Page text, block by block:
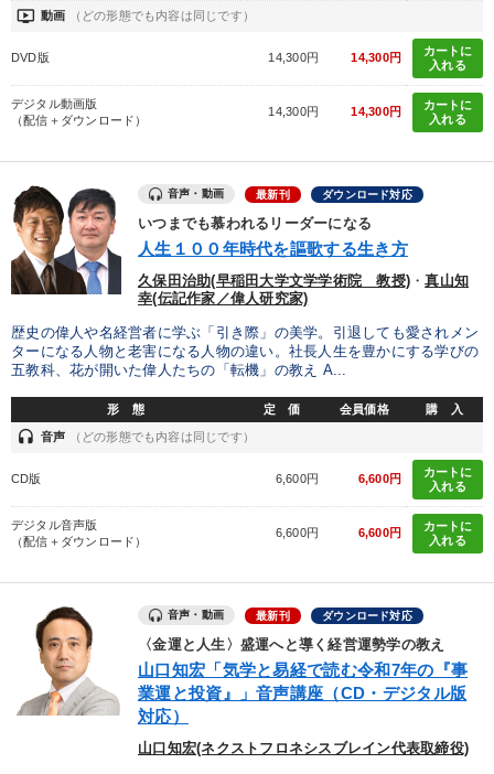
2026年春季全国経営者セミナー収録講演ＣＤ・講演ＤＶＤ・デジ
業種
製造業
キーワード
資産運用 デジタルマーケティング
※「更新」を押すと「テーマ」「キーワード」を更新いただけます。
経営音声・動画を探す refresh 更新する
全国経営者セミナー収録物以外の経営教材（全761タイトル）からお探
しいただけます
ondemand_video 動画 （どの形態でも内容は同じです）
DVD版 14,300円 14,300円
カートに
入れる
デジタル動画版
（配信＋ダウンロード）
14,300円 14,300円
カートに
入れる
音声・動画 最新刊 ダウンロード対応
いつまでも慕われるリーダーになる
人生１００年時代を謳歌する生き方
久保田治助(早稲田大学文学学術院 教授) ・真山知
幸(伝記作家／偉人研究家)
歴史の偉人や名経営者に学ぶ「引き際」の美学。引退しても愛されメン
ターになる人物と老害になる人物の違い。社長人生を豊かにする学びの
五教科、花が開いた偉人たちの「転機」の教え A...
形 態 定 価 会員価格 購 入
headset 音声 （どの形態でも内容は同じです）
CD版 6,600円 6,600円
カートに
入れる
デジタル音声版
（配信＋ダウンロード）
6,600円 6,600円
カートに
入れる
音声・動画 最新刊 ダウンロード対応
〈金運と人生〉盛運へと導く経営運勢学の教え
山口知宏「気学と易経で読む令和7年の『事
業運と投資』」音声講座（CD・デジタル版
対応）
山口知宏(ネクストフロネシスブレイン代表取締役)